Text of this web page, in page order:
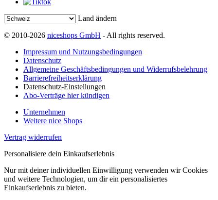
Land ändern
© 2010-2026 niceshops GmbH - All rights reserved.
Impressum und Nutzungsbedingungen
Datenschutz
Allgemeine Geschäftsbedingungen und Widerrufsbelehrung
Barrierefreiheitserklärung
Datenschutz-Einstellungen
Abo-Verträge hier kündigen
Unternehmen
Weitere nice Shops
Vertrag widerrufen
Personalisiere dein Einkaufserlebnis
Nur mit deiner individuellen Einwilligung verwenden wir Cookies
und weitere Technologien, um dir ein personalisiertes
Einkaufserlebnis zu bieten.